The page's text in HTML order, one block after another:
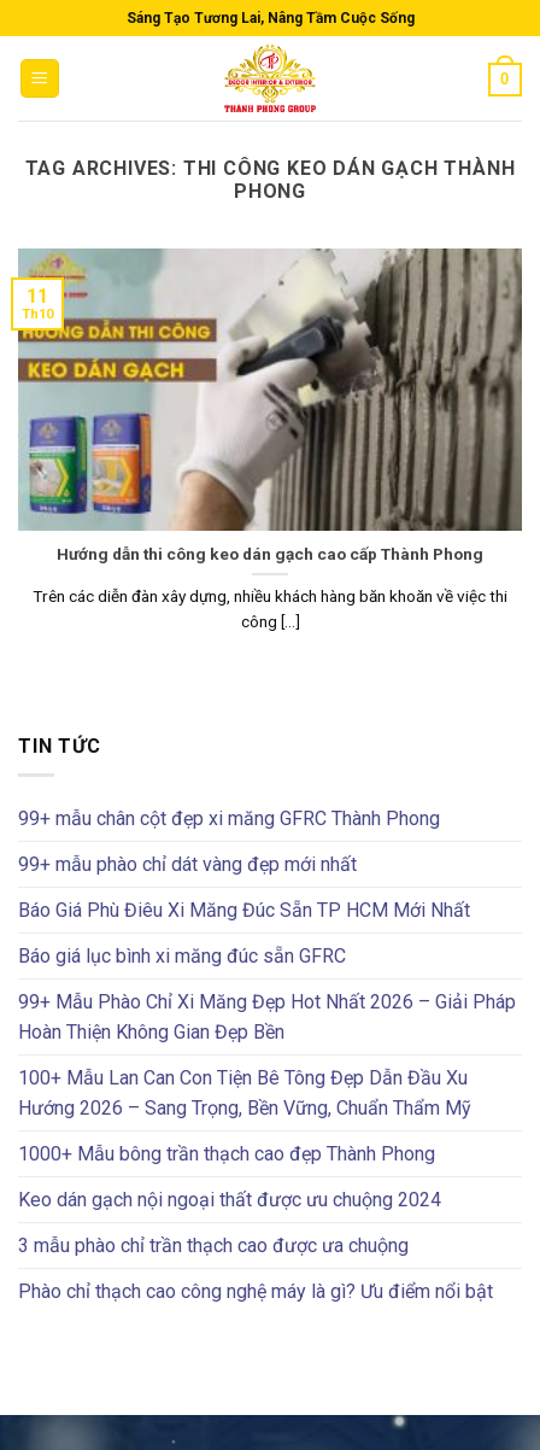
to
content
Sáng Tạo Tương Lai, Nâng Tầm Cuộc Sống
0
TAG ARCHIVES: THI CÔNG KEO DÁN GẠCH THÀNH
PHONG
Hướng dẫn thi công keo dán gạch cao cấp Thành Phong
Trên các diễn đàn xây dựng, nhiều khách hàng băn khoăn về việc thi
công [...]
11
Th10
TIN TỨC
99+ mẫu chân cột đẹp xi măng GFRC Thành Phong
99+ mẫu phào chỉ dát vàng đẹp mới nhất
Báo Giá Phù Điêu Xi Măng Đúc Sẵn TP HCM Mới Nhất
Báo giá lục bình xi măng đúc sẵn GFRC
99+ Mẫu Phào Chỉ Xi Măng Đẹp Hot Nhất 2026 – Giải Pháp
Hoàn Thiện Không Gian Đẹp Bền
100+ Mẫu Lan Can Con Tiện Bê Tông Đẹp Dẫn Đầu Xu
Hướng 2026 – Sang Trọng, Bền Vững, Chuẩn Thẩm Mỹ
1000+ Mẫu bông trần thạch cao đẹp Thành Phong
Keo dán gạch nội ngoại thất được ưu chuộng 2024
3 mẫu phào chỉ trần thạch cao được ưa chuộng
Phào chỉ thạch cao công nghệ máy là gì? Ưu điểm nổi bật